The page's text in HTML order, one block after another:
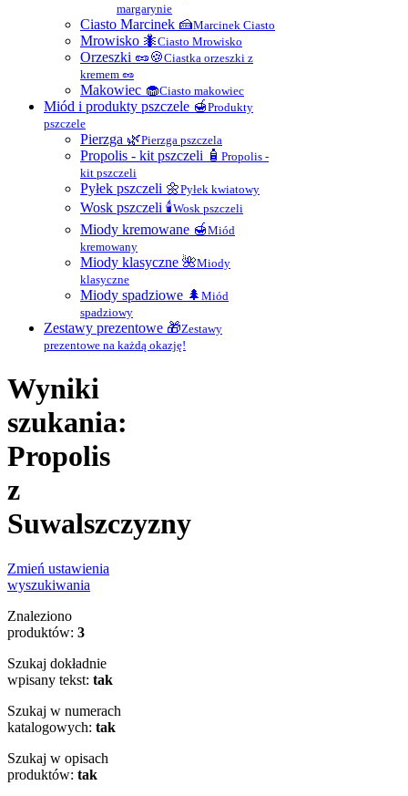
margarynie
Ciasto Marcinek 🍰Marcinek Ciasto
Mrowisko 🐜Ciasto Mrowisko
Orzeszki 🥜🍪Ciastka orzeszki z
kremem 🥜
Makowiec 🧁Ciasto makowiec
Miód i produkty pszczele 🍯Produkty
pszczele
Pierzga 🌿Pierzga pszczela
Propolis - kit pszczeli 🧴 Propolis -
kit pszczeli
Pyłek pszczeli 🌼Pyłek kwiatowy
Wosk pszczeli 🕯Wosk pszczeli
Miody kremowane 🍯Miód
kremowany
Miody klasyczne 🌺Miody
klasyczne
Miody spadziowe 🌲 Miód
spadziowy
Zestawy prezentowe 🎁Zestawy
prezentowe na każdą okazję!
Wyniki
szukania:
Propolis
z
Suwalszczyzny
Zmień ustawienia
wyszukiwania
Znaleziono
produktów: 3
Szukaj dokładnie
wpisany tekst: tak
Szukaj w numerach
katalogowych: tak
Szukaj w opisach
produktów: tak